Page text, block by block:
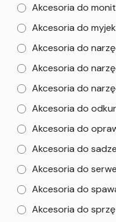
Akcesoria do
Akcesoria do myjek
Akcesoria do
Akcesoria do
Akcesoria do
Akcesoria do
Akcesoria do
Akcesoria do
Akcesoria do
Akcesoria do
Akcesoria do